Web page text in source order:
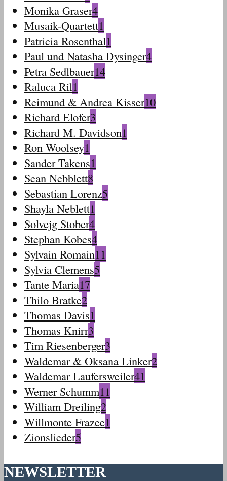
Monika Graser4
Musaik-Quartett1
Patricia Rosenthal1
Paul und Natasha Dysinger4
Petra Sedlbauer14
Raluca Ril1
Reimund & Andrea Kisser10
Richard Elofer3
Richard M. Davidson1
Ron Woolsey1
Sander Takens1
Sean Nebblett8
Sebastian Lorenz5
Shayla Neblett1
Solvejg Stober4
Stephan Kobes4
Sylvain Romain11
Sylvia Clemens5
Tante Maria17
Thilo Bratke2
Thomas Davis1
Thomas Knirr3
Tim Riesenberger3
Waldemar & Oksana Linker2
Waldemar Laufersweiler41
Werner Schumm11
William Dreiling2
Willmonte Frazee1
Zionslieder5
NEWSLETTER